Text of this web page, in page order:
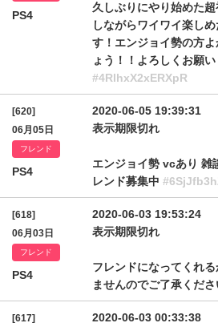
PS4
久しぶりにやり始めた
しながらワイワイ楽し
す！エンジョイ勢の方
ょう！！よろしくお願い
#4RlhxX2xERXpR
[620]
06月05日
フレンド
PS4
2020-06-05 19:39:31
表示期限切れ
エンジョイ勢 vcあり 雑
レンド募集中
[618]
06月03日
フレンド
PS4
2020-06-03 19:53:24
表示期限切れ
フレンドになってくれ
ませんのでご了承くださ
[617]
2020-06-03 00:33:38